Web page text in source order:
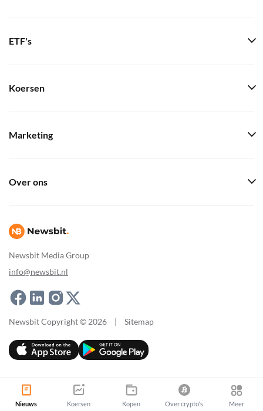
Newsbit Media Group
info@newsbit.nl
ETF's
Koersen
Marketing
Over ons
Newsbit Copyright © 2026 | Sitemap
Nieuws Koersen Kopen Over crypto's Meer